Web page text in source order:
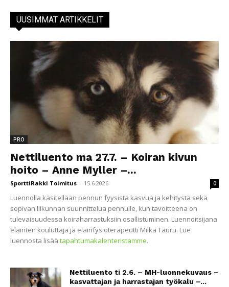
UUSIMMAT ARTIKKELIT
PRO
Nettiluento ma 27.7. – Koiran kivun
hoito – Anne Myller –...
SporttiRakki Toimitus - 15.6.2026 0
Luennolla käsitellään pennun fyysistä kasvua ja kehitystä sekä
sopivan liikunnan suunnittelua pennulle, kun tavoitteena on
tulevaisuudessa koiraharrastuksiin osallistuminen. Luennoitsijana
eläinten kouluttaja ja eläinfysioterapeutti Milka Tauru. Lue
luennosta lisää tapahtumakalenteristamme.
Nettiluento ti 2.6. – MH-luonnekuvaus –
kasvattajan ja harrastajan työkalu –...